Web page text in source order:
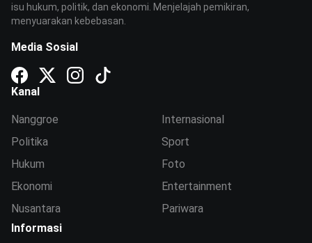
isu hukum, politik, dan ekonomi. Menjelajah pemikiran,
menyuarakan kebebasan.
Media Sosial
Kanal
Nanggroe
Politika
Hukum
Ekonomi
Nusantara
Internasional
Sport
Foto
Entertainment
Pariwara
Informasi